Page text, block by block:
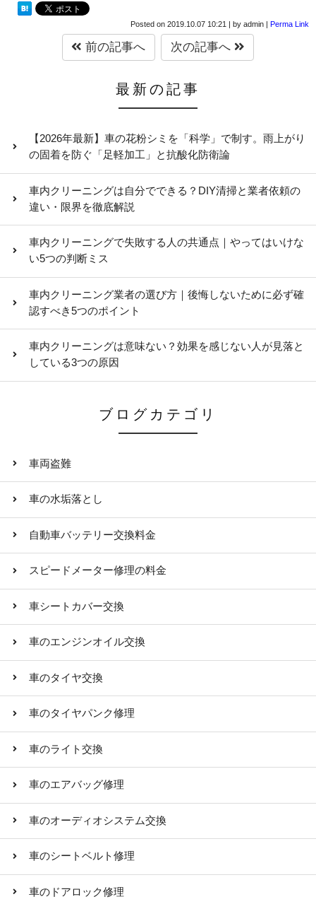
Posted on 2019.10.07 10:21 by admin Perma Link
前の記事へ 次の記事へ
最新の記事
【2026年最新】車の花粉シミを「科学」で制す。雨上がり
の固着を防ぐ「足軽加工」と抗酸化防衛論
車内クリーニングは自分でできる？DIY清掃と業者依頼の
違い・限界を徹底解説
車内クリーニングで失敗する人の共通点｜やってはいけな
い5つの判断ミス
車内クリーニング業者の選び方｜後悔しないために必ず確
認すべき5つのポイント
車内クリーニングは意味ない？効果を感じない人が見落と
している3つの原因
ブログカテゴリ
車両盗難
車の水垢落とし
自動車バッテリー交換料金
スピードメーター修理の料金
車シートカバー交換
車のエンジンオイル交換
車のタイヤ交換
車のタイヤパンク修理
車のライト交換
車のエアバッグ修理
車のオーディオシステム交換
車のシートベルト修理
車のドアロック修理